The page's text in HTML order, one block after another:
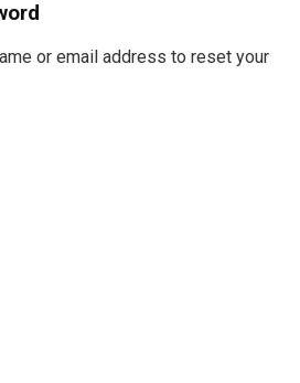
or email address to reset your